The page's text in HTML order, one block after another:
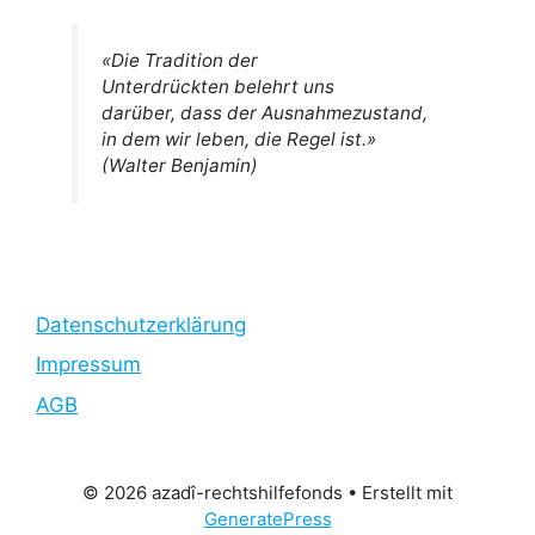
«Die Tradition der
Unterdrückten belehrt uns
darüber, dass der Ausnahmezustand,
in dem wir leben, die Regel ist.»
(Walter Benjamin)
Datenschutzerklärung
Impressum
AGB
© 2026 azadî-rechtshilfefonds • Erstellt mit
GeneratePress